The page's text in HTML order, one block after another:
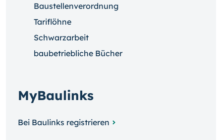
Baustellenverordnung
Tariflöhne
Schwarzarbeit
baubetriebliche Bücher
MyBaulinks
Bei Baulinks registrieren